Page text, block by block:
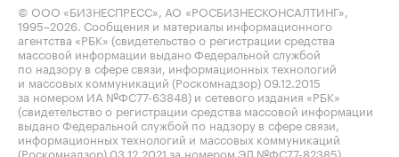
© ООО «БИЗНЕСПРЕСС», АО «РОСБИЗНЕСКОНСАЛТИНГ»,
1995–2026 . Сообщения и материалы информационного
агентства «РБК» (свидетельство о регистрации средства
массовой информации выдано Федеральной службой
по надзору в сфере связи, информационных технологий
и массовых коммуникаций (Роскомнадзор) 09.12.2015
за номером ИА №ФС77-63848) и сетевого издания «РБК»
(свидетельство о регистрации средства массовой информации
выдано Федеральной службой по надзору в сфере связи,
информационных технологий и массовых коммуникаций
(Роскомнадзор) 03.12.2021 за номером ЭЛ №ФС77-82385)